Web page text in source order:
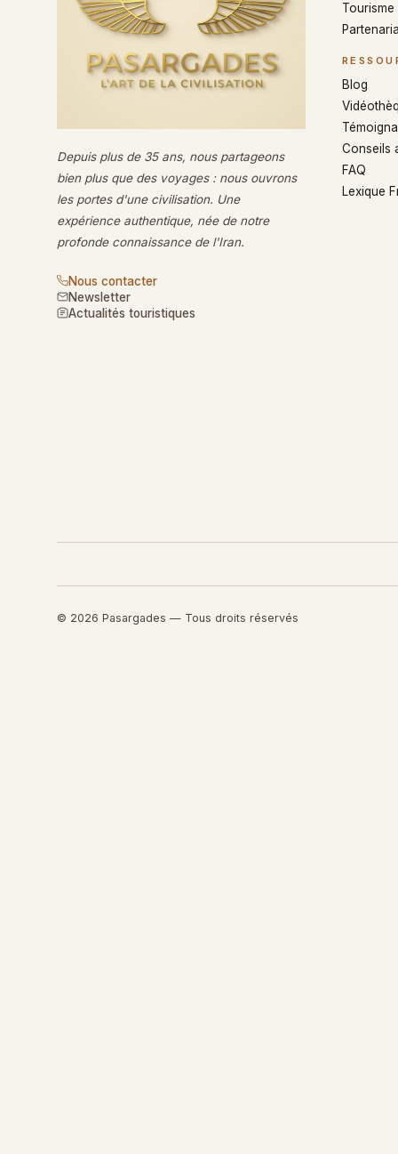
Depuis plus de 35 ans, nous partageons
bien plus que des voyages : nous ouvrons
les portes d'une civilisation. Une
expérience authentique, née de notre
profonde connaissance de l'Iran.
Nous contacter
Newsletter
Actualités touristiques
Tourisme
Blog
Conseils
FAQ
Lexique
© 2026 Pasargades — Tous droits réservés